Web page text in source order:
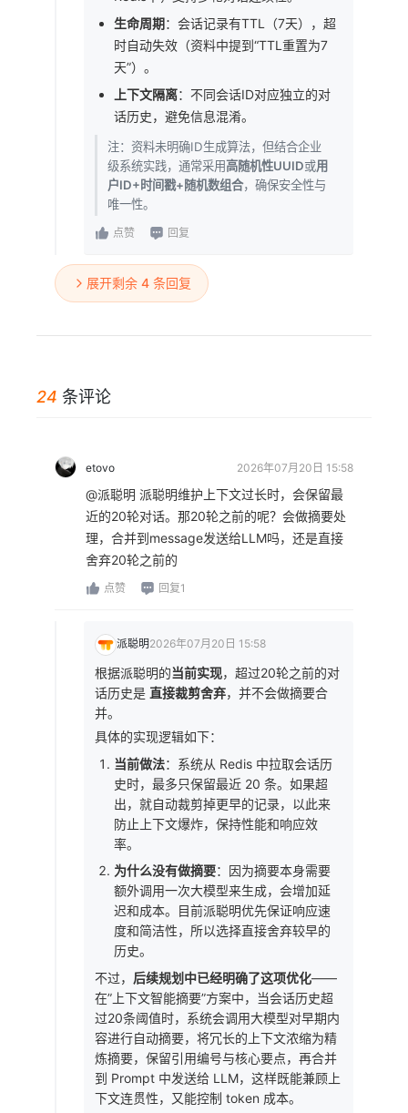
生命周期：会话记录有TTL（7天），超
时自动失效（资料中提到“TTL重置为7
天”）。
上下文隔离：不同会话ID对应独立的对
话历史，避免信息混淆。
注：资料未明确ID生成算法，但结合企业
级系统实践，通常采用高随机性UUID或用
户ID+时间戳+随机数组合，确保安全性与
唯一性。
点赞 回复
展开剩余 4 条回复
24 条评论
etovo 2026年07月20日 15:58
@派聪明 派聪明维护上下文过长时，会保留最
近的20轮对话。那20轮之前的呢？会做摘要处
理，合并到message发送给LLM吗，还是直接
舍弃20轮之前的
点赞 回复1
派聪明2026年07月20日 15:58
根据派聪明的当前实现，超过20轮之前的对
话历史是 直接裁剪舍弃，并不会做摘要合
并。
具体的实现逻辑如下：
当前做法：系统从 Redis 中拉取会话历
史时，最多只保留最近 20 条。如果超
出，就自动裁剪掉更早的记录，以此来
防止上下文爆炸，保持性能和响应效
率。
为什么没有做摘要：因为摘要本身需要
额外调用一次大模型来生成，会增加延
迟和成本。目前派聪明优先保证响应速
度和简洁性，所以选择直接舍弃较早的
历史。
不过， 后续规划中已经明确了这项优化——
在”上下文智能摘要”方案中，当会话历史超
过20条阈值时，系统会调用大模型对早期内
容进行自动摘要，将冗长的上下文浓缩为精
炼摘要，保留引用编号与核心要点，再合并
到 Prompt 中发送给 LLM，这样既能兼顾上
下文连贯性，又能控制 token 成本。